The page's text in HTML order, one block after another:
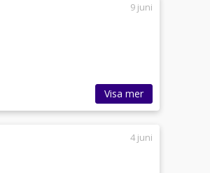
9 juni
Visa mer
4 juni